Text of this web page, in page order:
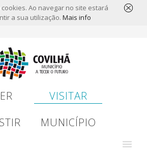
cookies. Ao navegar no site estará
a sua utilização. Mais info
VISITAR
MUNICÍPIO